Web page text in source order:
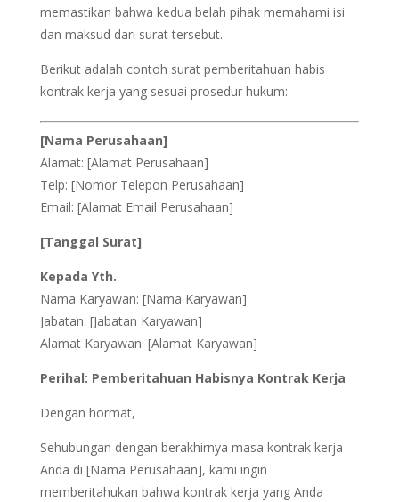
memastikan bahwa kedua belah pihak memahami isi
dan maksud dari surat tersebut.
Berikut adalah contoh surat pemberitahuan habis
kontrak kerja yang sesuai prosedur hukum:
[Nama Perusahaan]
Alamat: [Alamat Perusahaan]
Telp: [Nomor Telepon Perusahaan]
Email: [Alamat Email Perusahaan]
[Tanggal Surat]
Kepada Yth.
Nama Karyawan: [Nama Karyawan]
Jabatan: [Jabatan Karyawan]
Alamat Karyawan: [Alamat Karyawan]
Perihal: Pemberitahuan Habisnya Kontrak Kerja
Dengan hormat,
Sehubungan dengan berakhirnya masa kontrak kerja
Anda di [Nama Perusahaan], kami ingin
memberitahukan bahwa kontrak kerja yang Anda